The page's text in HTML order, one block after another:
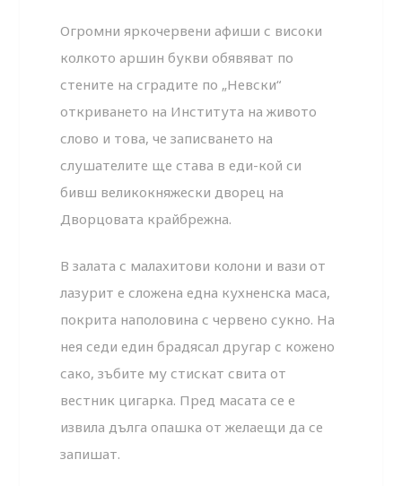
Огромни яркочервени афиши с високи
колкото аршин букви обявяват по
стените на сградите по „Невски“
откриването на Института на живото
слово и това, че записването на
слушателите ще става в еди-кой си
бивш великокняжески дворец на
Дворцовата крайбрежна.
В залата с малахитови колони и вази от
лазурит е сложена една кухненска маса,
покрита наполовина с червено сукно. На
нея седи един брадясал другар с кожено
сако, зъбите му стискат свита от
вестник цигарка. Пред масата се е
извила дълга опашка от желаещи да се
запишат.